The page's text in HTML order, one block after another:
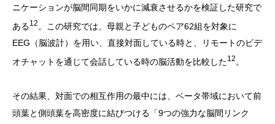
ニケーションが脳間同期をいかに減衰させるかを検証した研究で
ある12
。この研究では、母親と子どものペア62組を対象に
EEG（脳波計）を用い、直接対面している時と、リモートのビデ
オチャットを通じて会話している時の脳活動を比較した12 。
その結果、対面での相互作用の最中には、ベータ帯域において前
頭葉と側頭葉を高密度に結びつける「9つの強力な脳間リンク